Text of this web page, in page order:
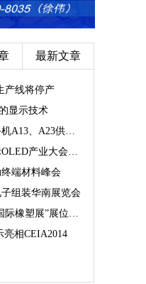
最新文章
产线将停产
显示技术
、A23供应面板
业大会12月重磅启幕
端材料峰会
组装华南展览会
订火爆 彰显橡塑业乐观前景
亮相CEIA2014